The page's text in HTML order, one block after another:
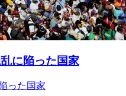
に陥った国家
った国家